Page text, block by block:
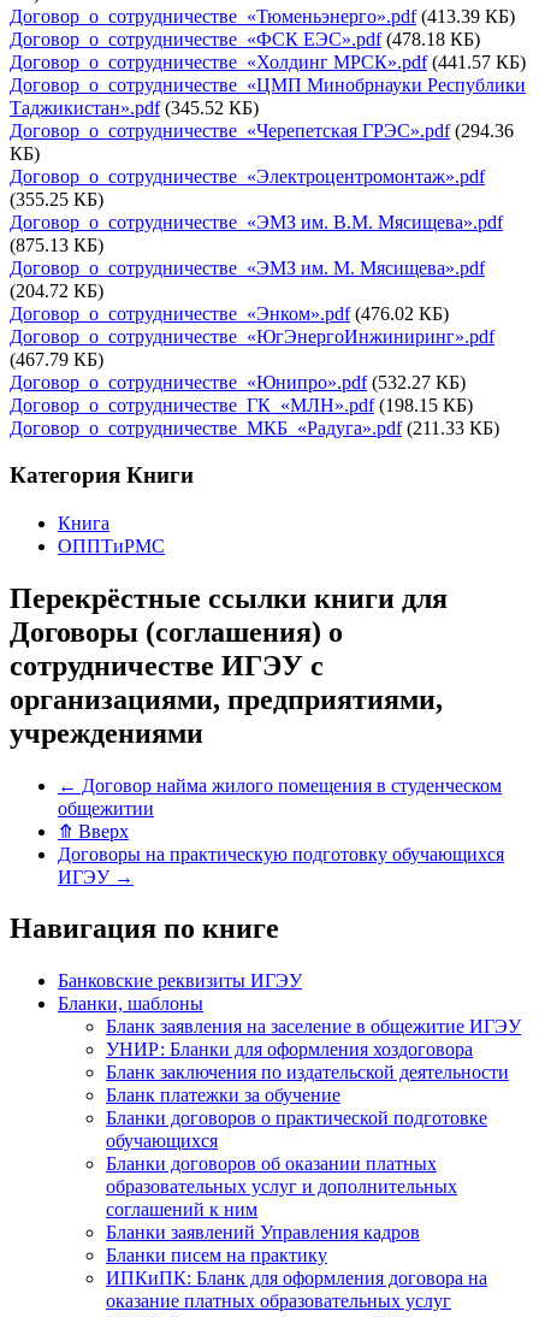
Договор_о_сотрудничестве_«Тюменьэнерго».pdf (413.39 КБ)
Договор_о_сотрудничестве_«ФСК ЕЭС».pdf (478.18 КБ)
Договор_о_сотрудничестве_«Холдинг МРСК».pdf (441.57 КБ)
Договор_о_сотрудничестве_«ЦМП Минобрнауки Республики
Таджикистан».pdf (345.52 КБ)
Договор_о_сотрудничестве_«Черепетская ГРЭС».pdf (294.36
КБ)
Договор_о_сотрудничестве_«Электроцентромонтаж».pdf
(355.25 КБ)
Договор_о_сотрудничестве_«ЭМЗ им. В.М. Мясищева».pdf
(875.13 КБ)
Договор_о_сотрудничестве_«ЭМЗ им. М. Мясищева».pdf
(204.72 КБ)
Договор_о_сотрудничестве_«Энком».pdf (476.02 КБ)
Договор_о_сотрудничестве_«ЮгЭнергоИнжиниринг».pdf
(467.79 КБ)
Договор_о_сотрудничестве_«Юнипро».pdf (532.27 КБ)
Договор_о_сотрудничестве_ГК_«МЛН».pdf (198.15 КБ)
Договор_о_сотрудничестве_МКБ_«Радуга».pdf (211.33 КБ)
Категория Книги
Книга
ОППТиРМС
Перекрёстные ссылки книги для
Договоры (соглашения) о
сотрудничестве ИГЭУ с
организациями, предприятиями,
учреждениями
← Договор найма жилого помещения в студенческом
общежитии
⤊ Вверх
Договоры на практическую подготовку обучающихся
ИГЭУ →
Навигация по книге
Банковские реквизиты ИГЭУ
Бланки, шаблоны
Бланк заявления на заселение в общежитие ИГЭУ
УНИР: Бланки для оформления хоздоговора
Бланк заключения по издательской деятельности
Бланк платежки за обучение
Бланки договоров о практической подготовке
обучающихся
Бланки договоров об оказании платных
образовательных услуг и дополнительных
соглашений к ним
Бланки заявлений Управления кадров
Бланки писем на практику
ИПКиПК: Бланк для оформления договора на
оказание платных образовательных услуг